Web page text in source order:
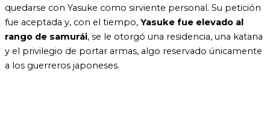
quedarse con Yasuke como sirviente personal. Su petición
fue aceptada y, con el tiempo, Yasuke fue elevado al
rango de samurái, se le otorgó una residencia, una katana
y el privilegio de portar armas, algo reservado únicamente
a los guerreros japoneses.